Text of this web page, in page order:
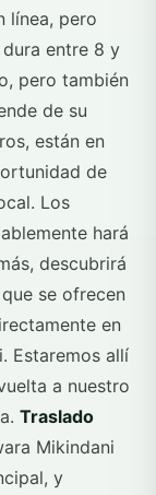
línea, pero
entre 8 y
pero también
de su
están en
de
Los
hará
descubrirá
se ofrecen
en
Estaremos allí
a nuestro
Traslado
Mikindani
y